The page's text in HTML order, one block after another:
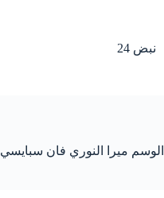
نبض 24
الوسم ميرا النوري فان سبايسي